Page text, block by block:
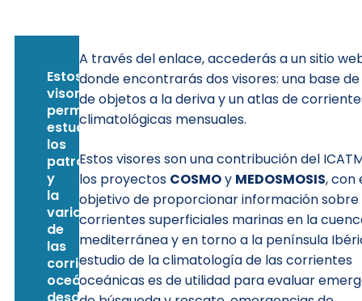
Estos
visores
permiten
estudiar
los
patrones
y
la
variabilidad
de
las
corrientes
oceánicas
desde
A través del enlace, accederás a un sitio
donde encontrarás dos visores: una base
de objetos a la deriva y un atlas de
climatológicas mensuales.
Estos visores son una contribución del
los proyectos COSMOy MEDOSMOSIS, con
objetivo de proporcionar información sobre
corrientes superficiales marinas en la
mediterránea y en torno a la península
estudio de la climatología de las corrientes
oceánicas es de utilidad para evaluar